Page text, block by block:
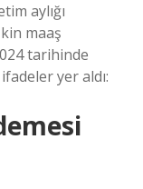
aylığı
maaş
tarihinde
yer aldı: